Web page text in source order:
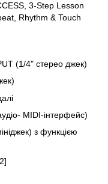
3-Step Lesson
Rhythm & Touch
(1/4" стерео джек)
MIDI-інтерфейс)
з функцією